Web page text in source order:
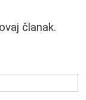
članak.